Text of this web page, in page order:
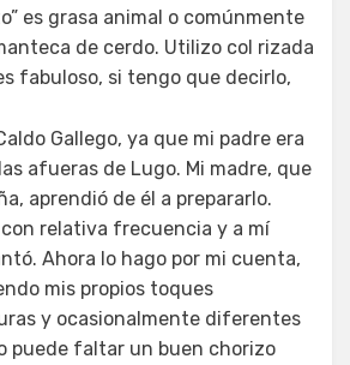
es grasa animal o comúnmente
de cerdo. Utilizo col rizada
fabuloso, si tengo que decirlo,
Gallego, ya que mi padre era
afueras de Lugo. Mi madre, que
aprendió de él a prepararlo.
relativa frecuencia y a mí
Ahora lo hago por mi cuenta,
mis propios toques
y ocasionalmente diferentes
puede faltar un buen chorizo